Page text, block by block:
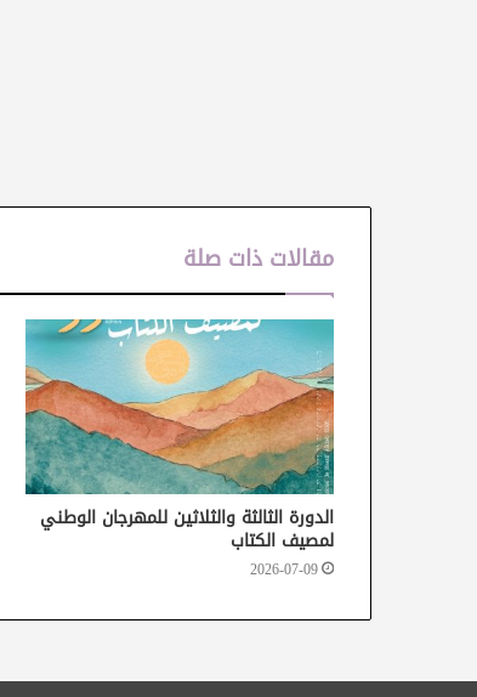
مقالات ذات صلة
الدورة الثالثة والثلاثين للمهرجان الوطني
لمصيف الكتاب
2026-07-09